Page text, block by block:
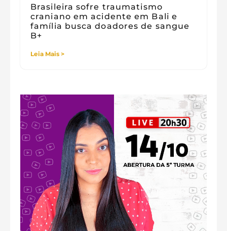
Brasileira sofre traumatismo
craniano em acidente em Bali e
família busca doadores de sangue
B+
Leia Mais >